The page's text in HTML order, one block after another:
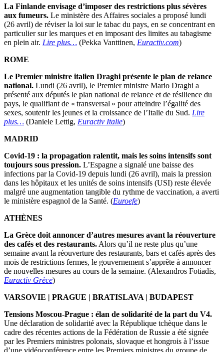
La Finlande envisage d’imposer des restrictions plus sévères
aux fumeurs. Le ministère des Affaires sociales a proposé lundi
(26 avril) de réviser la loi sur le tabac du pays, en se concentrant en
particulier sur les marques et en imposant des limites au tabagisme
en plein air. Lire plus… (Pekka Vanttinen, Euractiv.com)
ROME
Le Premier ministre italien Draghi présente le plan de relance
national. Lundi (26 avril), le Premier ministre Mario Draghi a
présenté aux députés le plan national de relance et de résilience du
pays, le qualifiant de « transversal » pour atteindre l’égalité des
sexes, soutenir les jeunes et la croissance de l’Italie du Sud. Lire
plus… (Daniele Lettig, Euractiv Italie)
MADRID
Covid-19 : la propagation ralentit, mais les soins intensifs sont
toujours sous pression. L’Espagne a signalé une baisse des
infections par la Covid-19 depuis lundi (26 avril), mais la pression
dans les hôpitaux et les unités de soins intensifs (USI) reste élevée
malgré une augmentation tangible du rythme de vaccination, a averti
le ministère espagnol de la Santé. (Euroefe)
ATHÈNES
La Grèce doit annoncer d’autres mesures avant la réouverture
des cafés et des restaurants. Alors qu’il ne reste plus qu’une
semaine avant la réouverture des restaurants, bars et cafés après des
mois de restrictions fermes, le gouvernement s’apprête à annoncer
de nouvelles mesures au cours de la semaine. (Alexandros Fotiadis,
Euractiv Grèce)
VARSOVIE | PRAGUE | BRATISLAVA | BUDAPEST
Tensions Moscou-Prague : élan de solidarité de la part du V4.
Une déclaration de solidarité avec la République tchèque dans le
cadre des récentes actions de la Fédération de Russie a été signée
par les Premiers ministres polonais, slovaque et hongrois à l’issue